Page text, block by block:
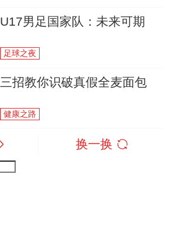
U17男足国家队：未来可期
足球之夜
三招教你识破真假全麦面包
健康之路
换一换